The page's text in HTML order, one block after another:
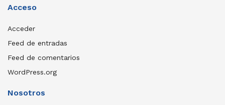
Acceso
Acceder
Feed de entradas
Feed de comentarios
WordPress.org
Nosotros